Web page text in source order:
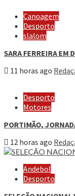
Canoagem
Desporto
slalom
SARA FERREIRA EM
11 horas ago
Desporto
Motores
PORTIMÃO,
12 horas ago
Andebol
Desporto